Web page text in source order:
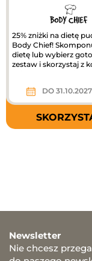
25% zniżki na dietę
Body Chief!
dietę lub wybierz
zestaw i skorzystaj z
DO
Newsletter
Nie chcesz